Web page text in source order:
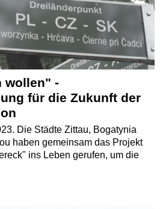
wollen" -
für die Zukunft der
Die Städte Zittau, Bogatynia
haben gemeinsam das Projekt
ins Leben gerufen, um die